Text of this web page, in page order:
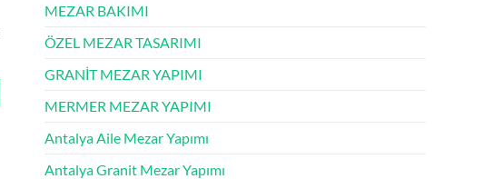
MEZAR BAKIMI
ÖZEL MEZAR TASARIMI
GRANİT MEZAR YAPIMI
MERMER MEZAR YAPIMI
Antalya Aile Mezar Yapımı
Antalya Granit Mezar Yapımı